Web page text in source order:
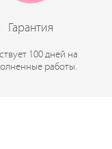
Гарантия
100 дней на
работы.